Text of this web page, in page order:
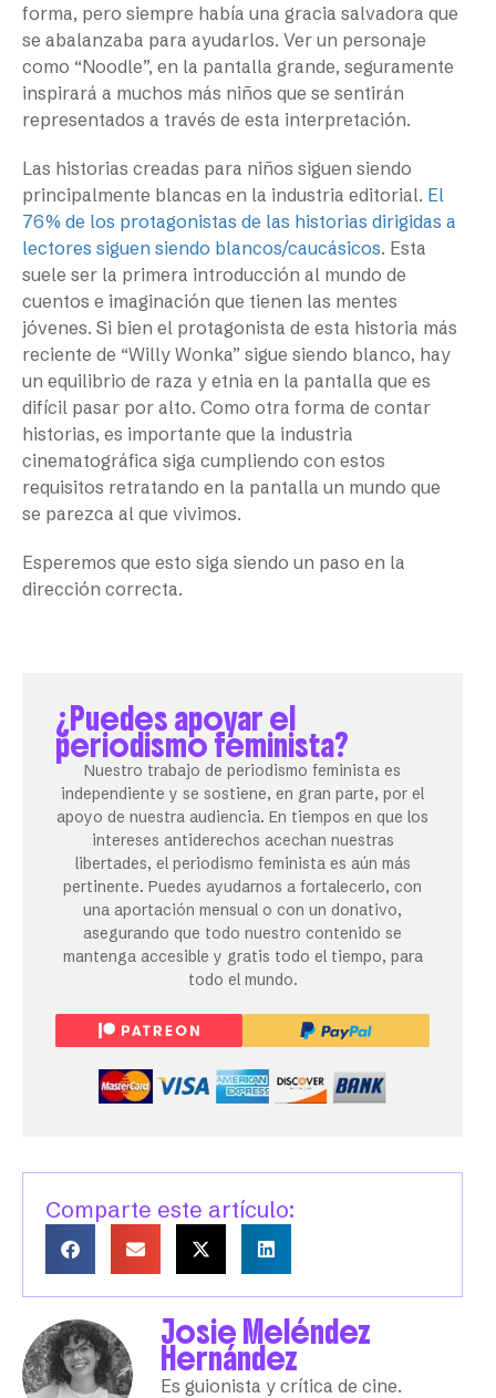
forma, pero siempre había una gracia salvadora que
se abalanzaba para ayudarlos. Ver un personaje
como “Noodle”, en la pantalla grande, seguramente
inspirará a muchos más niños que se sentirán
representados a través de esta interpretación.
Las historias creadas para niños siguen siendo
principalmente blancas en la industria editorial. El
76% de los protagonistas de las historias dirigidas a
lectores siguen siendo blancos/caucásicos. Esta
suele ser la primera introducción al mundo de
cuentos e imaginación que tienen las mentes
jóvenes. Si bien el protagonista de esta historia más
reciente de “Willy Wonka” sigue siendo blanco, hay
un equilibrio de raza y etnia en la pantalla que es
difícil pasar por alto. Como otra forma de contar
historias, es importante que la industria
cinematográfica siga cumpliendo con estos
requisitos retratando en la pantalla un mundo que
se parezca al que vivimos.
Esperemos que esto siga siendo un paso en la
dirección correcta.
¿Puedes apoyar el
periodismo feminista?
Nuestro trabajo de periodismo feminista es
independiente y se sostiene, en gran parte, por el
apoyo de nuestra audiencia. En tiempos en que los
intereses antiderechos acechan nuestras
libertades, el periodismo feminista es aún más
pertinente. Puedes ayudarnos a fortalecerlo, con
una aportación mensual o con un donativo,
asegurando que todo nuestro contenido se
mantenga accesible y gratis todo el tiempo, para
todo el mundo.
Comparte este artículo:
Josie Meléndez
Hernández
Es guionista y crítica de cine.